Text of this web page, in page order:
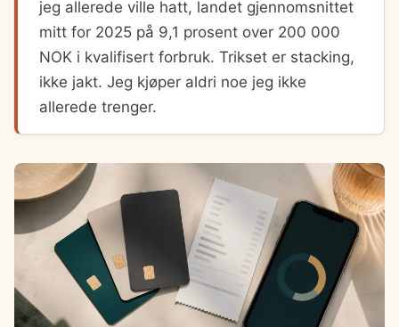
jeg allerede ville hatt, landet gjennomsnittet
mitt for 2025 på 9,1 prosent over 200 000
NOK i kvalifisert forbruk. Trikset er stacking,
ikke jakt. Jeg kjøper aldri noe jeg ikke
allerede trenger.